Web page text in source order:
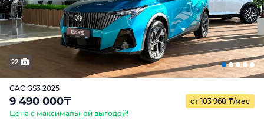
22
GAC GS3 2025
9 490 000₸ от 103 968 ₸/мес
Цена с максимальной выгодой!